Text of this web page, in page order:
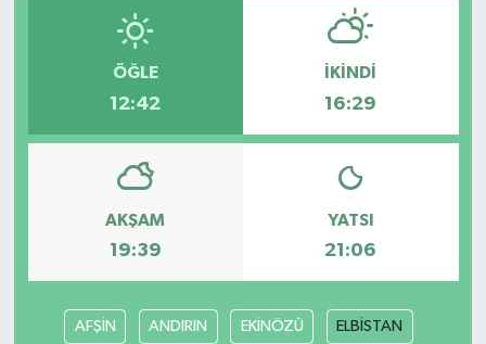
ÖĞLE
12:42
İKINDI
16:29
AKŞAM
19:39
YATSI
21:06
AFŞİN ANDIRIN EKİNÖZÜ ELBİSTAN
Foto Galeri
Genel
Gündem
Hisarcık